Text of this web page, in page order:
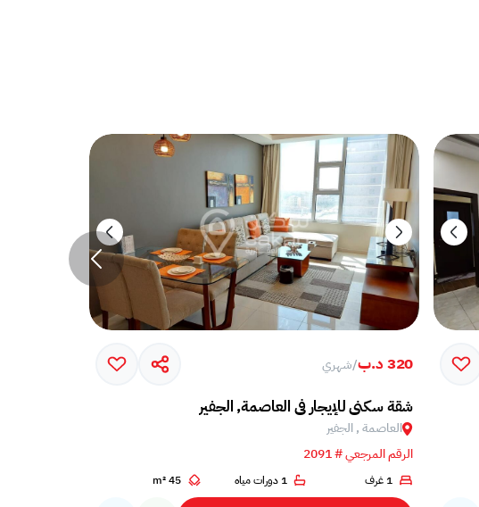
320 د.ب /شهري
شقة سكني للإيجار في العاصمة, الجفير
العاصمة , الجفير
الرقم المرجعي # 2091
1 غرف 1 دورات مياه 45 m²